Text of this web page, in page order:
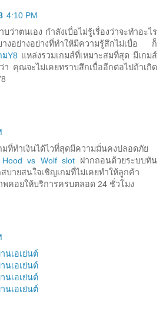
4:10 PM
ว่าตนเอง กำลังเบื่อไม่รู้เรื่องว่าจะทำอะไร
างอย่างอย่างที่ทำให้มีความรู้สึกไม่เบื่อ ก็
มY8 แหล่งรวมเกมส์ที่เหมาะสมที่สุด มีเกมส์
า คุณจะไม่เคยทราบสึกเบื่ออีกต่อไปถ้าเกิด
มที่ทำเงินได้ไวที่สุดมีความมั่นคงปลอดภัย
Hood vs Wolf slot ฝากถอนด้วยระบบทัน
บายสนใจเชิญเกมที่ไม่เคยทำให้ลูกค้า
คอยให้บริการครบตลอด 24 ชั่วโมง
นเอเย่นต์
นเอเย่นต์
นเอเย่นต์
นเอเย่นต์